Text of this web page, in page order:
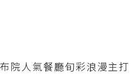
院人氣餐廳旬彩浪漫主打